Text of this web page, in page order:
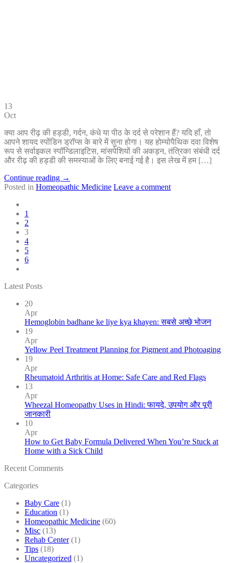
13
Oct
क्या आप रीढ़ की हड्डी, गर्दन, कंधे या पीठ के दर्द से परेशान हैं? यदि हाँ, तो
आपने शायद स्पोंडिन ड्रॉप्स के बारे में सुना होगा। यह होम्योपैथिक दवा विशेष
रूप से सर्वाइकल स्पॉन्डिलाइटिस, मांसपेशियों की अकड़न, तंत्रिका संबंधी दर्द
और रीढ़ की हड्डी की समस्याओं के लिए बनाई गई है। इस लेख में हम […]
Continue reading →
Posted in Homeopathic Medicine Leave a comment
1
2
3
4
5
6
Latest Posts
20
Apr
Hemoglobin badhane ke liye kya khayen: सबसे अच्छे भोजन
19
Apr
Yellow Peel Treatment Planning for Pigment and Photoaging
19
Apr
Rheumatoid Arthritis at Home: Safe Care and Red Flags
13
Apr
Wheezal Homeopathy Uses in Hindi: फायदे, उपयोग और पूरी
जानकारी
10
Apr
How to Get Baby Formula Delivered When You’re Stuck at
Home with a Sick Child
Recent Comments
Categories
Baby Care (1)
Education (1)
Homeopathic Medicine (60)
Misc (13)
Rehab Center(1)
Tips (18)
Uncategorized (1)